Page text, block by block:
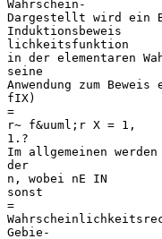
Wahrschein-
Dargestellt wird ein
Induktionsbeweis
lichkeitsfunktion
in der elementaren
seine
Anwendung zum
fIX)
=
r~ f&uuml;r X = 1,
1.?
Im allgemeinen
der
n, wobei nE IN
sonst
=
Gebie-